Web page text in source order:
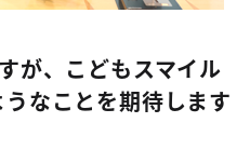
が、こどもスマイル
なことを期待します